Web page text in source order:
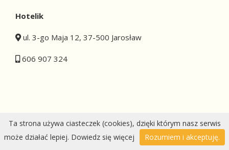
Hotelik
ul. 3-go Maja 12, 37-500 Jarosław
606 907 324
Wykonanie:DobraStronaParafii.pl|przemyska.pl| Modyfikacja
2024 Parafia NMP Królowej Polski w Jarosławiu
Ta strona używa ciasteczek (cookies), dzięki którym nasz serwis
może działać lepiej. Dowiedz się więcej Rozumiem i akceptuję.